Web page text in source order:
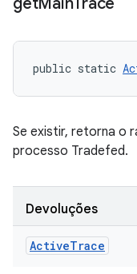
public static
Se existir, retorna o
processo Tradefed.
Devoluções
ActiveTrace